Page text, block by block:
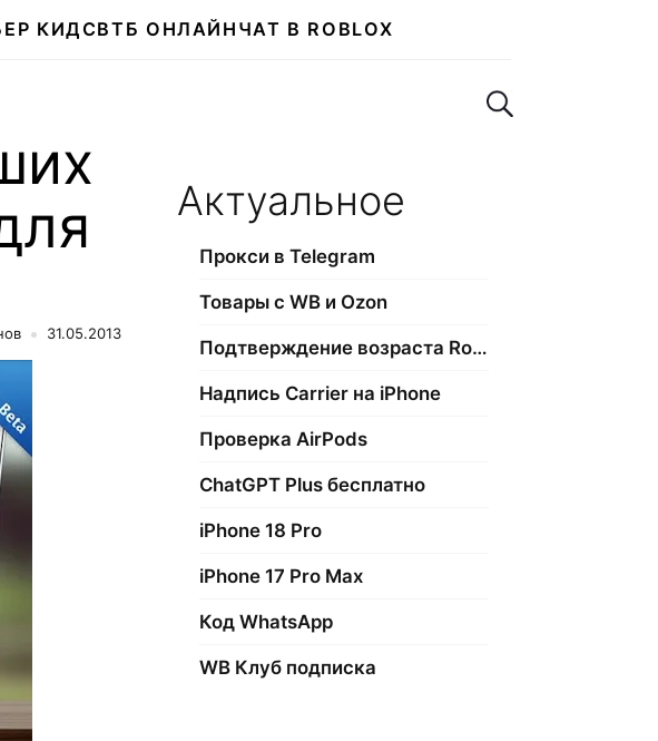
КИДСВТБ ОНЛАЙН ЧАТ В ROBLOX
Поиск по сайту
31.05.2013
Актуальное
Прокси в Telegram
Товары с WB и Ozon
Подтверждение возраста Roblox
Надпись Carrier на iPhone
Проверка AirPods
ChatGPT Plus бесплатно
iPhone 18 Pro
iPhone 17 Pro Max
Код WhatsApp
WB Клуб подписка